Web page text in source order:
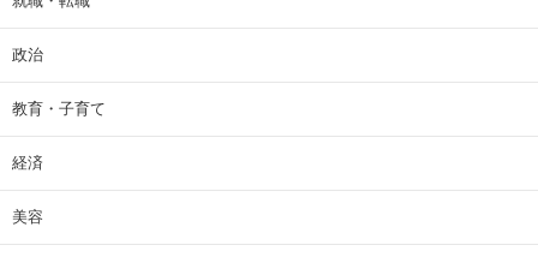
政治
教育・子育て
経済
美容